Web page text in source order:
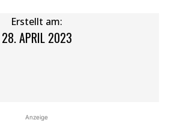
Erstellt am:
28. APRIL 2023
Anzeige